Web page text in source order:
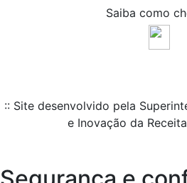
Saiba como
:: Site desenvolvido pela
e Inovação da